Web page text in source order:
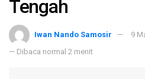
Tengah
Iwan Nando Samosir
9
— Dibaca normal 2 menit